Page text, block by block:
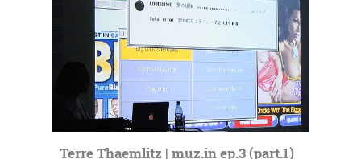
Terre Thaemlitz | muz.in ep.3 (part.1)